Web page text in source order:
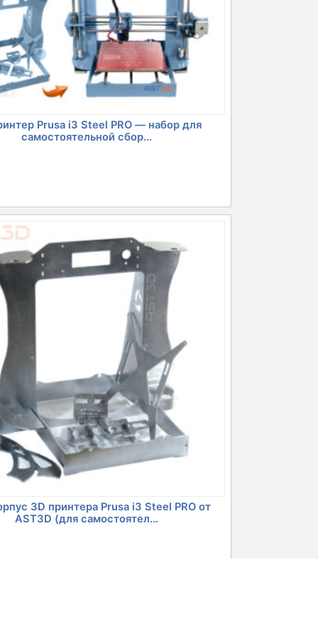
Prusa i3 Steel PRO — набор для
самостоятельной сбор...
цена:
13166 грн.
3D принтера Prusa i3 Steel PRO от
AST3D (для самостоятел...